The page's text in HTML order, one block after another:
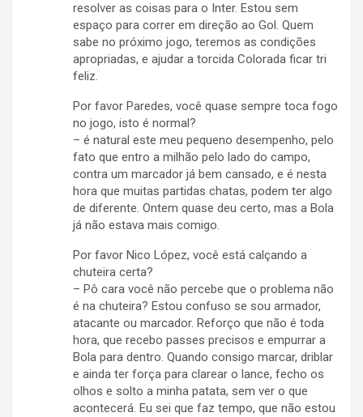
resolver as coisas para o Inter. Estou sem
espaço para correr em direção ao Gol. Quem
sabe no próximo jogo, teremos as condições
apropriadas, e ajudar a torcida Colorada ficar tri
feliz.
Por favor Paredes, você quase sempre toca fogo
no jogo, isto é normal?
– é natural este meu pequeno desempenho, pelo
fato que entro a milhão pelo lado do campo,
contra um marcador já bem cansado, e é nesta
hora que muitas partidas chatas, podem ter algo
de diferente. Ontem quase deu certo, mas a Bola
já não estava mais comigo.
Por favor Nico López, você está calçando a
chuteira certa?
– Pô cara você não percebe que o problema não
é na chuteira? Estou confuso se sou armador,
atacante ou marcador. Reforço que não é toda
hora, que recebo passes precisos e empurrar a
Bola para dentro. Quando consigo marcar, driblar
e ainda ter força para clarear o lance, fecho os
olhos e solto a minha patata, sem ver o que
acontecerá. Eu sei que faz tempo, que não estou